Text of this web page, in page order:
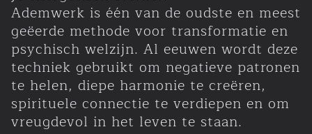
Contact
Ademwerk is één van de oudste en meest
geëerde methode voor transformatie en
psychisch welzijn. Al eeuwen wordt deze
techniek gebruikt om negatieve patronen
te helen, diepe harmonie te creëren,
spirituele connectie te verdiepen en om
vreugdevol in het leven te staan.